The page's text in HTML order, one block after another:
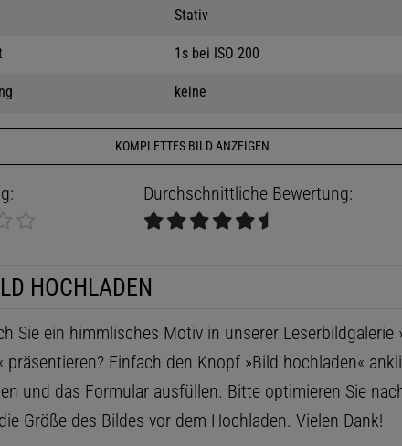
Stativ
1s bei ISO 200
keine
KOMPLETTES BILD ANZEIGEN
Durchschnittliche Bewertung:
HOCHLADEN
Sie ein himmlisches Motiv in unserer Leserbildgalerie
präsentieren? Einfach den Knopf »Bild hochladen«
und das Formular ausfüllen. Bitte optimieren Sie
Größe des Bildes vor dem Hochladen. Vielen Dank!